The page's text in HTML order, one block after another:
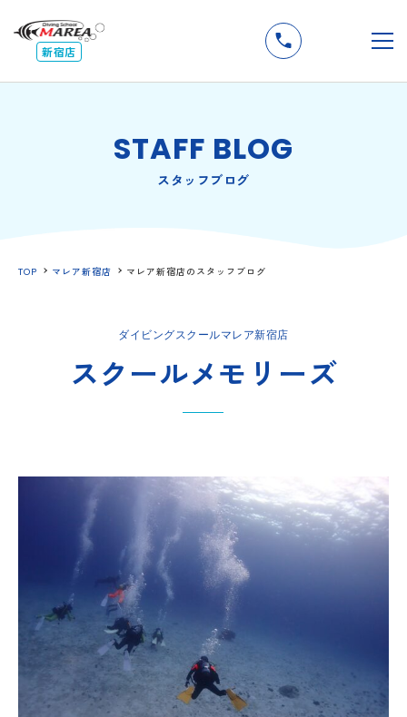
新宿店
STAFF BLOG
スタッフブログ
TOP マレア新宿店 マレア新宿店のスタッフブログ
ダイビングスクールマレア新宿店
スクールメモリーズ